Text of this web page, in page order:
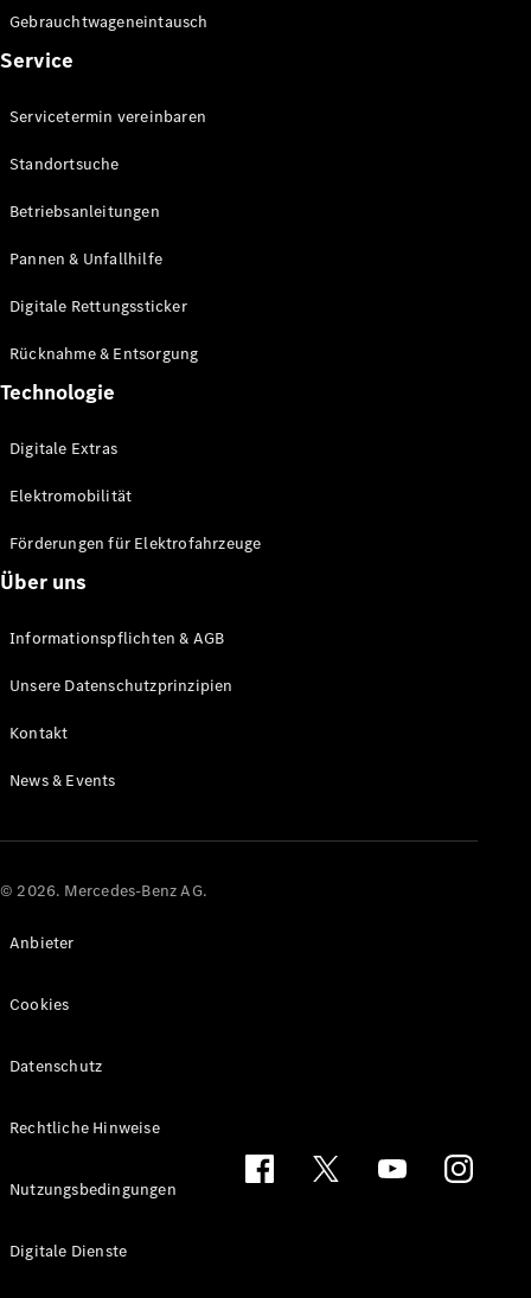
Fahrassistenzsysteme
Digitale
Ihren
Transporter
News &
Gebrauchtwageneintausch
Service
Servicetermin vereinbaren
Standortsuche
Betriebsanleitungen
Pannen & Unfallhilfe
Digitale Rettungssticker
Rücknahme & Entsorgung
Technologie
Digitale Extras
Elektromobilität
Förderungen für Elektrofahrzeuge
Über uns
Informationspflichten & AGB
Unsere Datenschutzprinzipien
Kontakt
News & Events
© 2026. Mercedes-Benz AG.
Anbieter
Cookies
Datenschutz
Rechtliche Hinweise
Nutzungsbedingungen
Digitale Dienste